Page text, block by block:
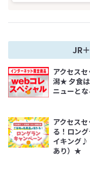
JR
アクセス
潟★ 夕食
ニューと
アクセス
る！ロン
イキング♪
あり）★